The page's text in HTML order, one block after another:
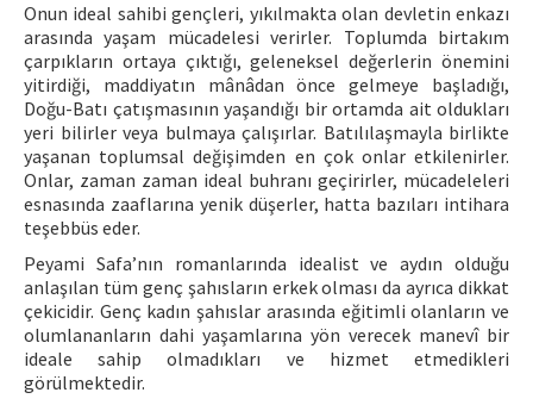
Onun ideal sahibi gençleri, yıkılmakta olan devletin enkazı
arasında yaşam mücadelesi verirler. Toplumda birtakım
çarpıkların ortaya çıktığı, geleneksel değerlerin önemini
yitirdiği, maddiyatın mânâdan önce gelmeye başladığı,
Doğu-Batı çatışmasının yaşandığı bir ortamda ait oldukları
yeri bilirler veya bulmaya çalışırlar. Batılılaşmayla birlikte
yaşanan toplumsal değişimden en çok onlar etkilenirler.
Onlar, zaman zaman ideal buhranı geçirirler, mücadeleleri
esnasında zaaflarına yenik düşerler, hatta bazıları intihara
teşebbüs eder.
Peyami Safa’nın romanlarında idealist ve aydın olduğu
anlaşılan tüm genç şahısların erkek olması da ayrıca dikkat
çekicidir. Genç kadın şahıslar arasında eğitimli olanların ve
olumlananların dahi yaşamlarına yön verecek manevî bir
ideale sahip olmadıkları ve hizmet etmedikleri
görülmektedir.